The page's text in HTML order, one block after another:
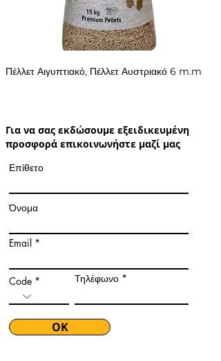
Πέλλετ Αιγυπτιακό, Πέλλετ Αυστριακό 6 m.m
Για να σας εκδώσουμε εξειδικευμένη
προσφορά επικοινωνήστε μαζί μας
Επίθετο
Όνομα
Email
Code Τηλέφωνο
ΟΚ